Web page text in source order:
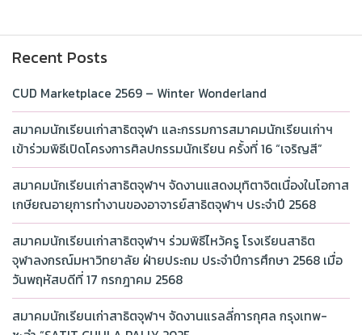
Recent Posts
CUD Marketplace 2569 – Winter Wonderland
สมาคมนักเรียนเก่าสาธิตจุฬา และกรรมการสมาคมนักเรียนเก่าฯ
เข้าร่วมพิธีเปิดโครงการศิลปกรรมนักเรียน ครั้งที่ 16 “เจริญสี”
สมาคมนักเรียนเก่าสาธิตจุฬาฯ จัดงานแสดงมุทิตาจิตเนื่องในโอกาส
เกษียณอายุการทำงานของอาจารย์สาธิตจุฬาฯ ประจำปี 2568
สมาคมนักเรียนเก่าสาธิตจุฬาฯ ร่วมพิธีไหว้ครู โรงเรียนสาธิต
จุฬาลงกรณ์มหาวิทยาลัย ฝ่ายประถม ประจำปีการศึกษา 2568 เมื่อ
วันพฤหัสบดีที่ 17 กรกฎาคม 2568
สมาคมนักเรียนเก่าสาธิตจุฬาฯ จัดงานแรลลี่การกุศล กรุงเทพ-